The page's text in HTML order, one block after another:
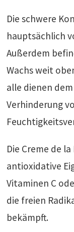
Die schwere
hauptsächlich
Außerdem
Wachs weit
alle dienen
Verhinderung
Die Creme de
antioxidative
Vitaminen C
die freien
bekämpft.